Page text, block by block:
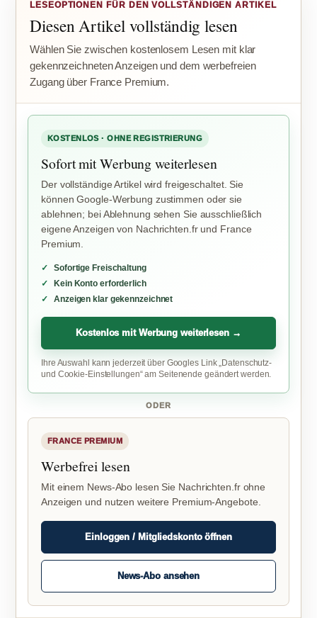
LESEOPTIONEN FÜR DEN VOLLSTÄNDIGEN ARTIKEL
Diesen Artikel vollständig lesen
Wählen Sie zwischen kostenlosem Lesen mit klar
gekennzeichneten Anzeigen und dem werbefreien
Zugang über France Premium.
KOSTENLOS · OHNE REGISTRIERUNG
Sofort mit Werbung weiterlesen
Der vollständige Artikel wird freigeschaltet. Sie
können Google-Werbung zustimmen oder sie
ablehnen; bei Ablehnung sehen Sie ausschließlich
eigene Anzeigen von Nachrichten.fr und France
Premium.
Sofortige Freischaltung
Kein Konto erforderlich
Anzeigen klar gekennzeichnet
Kostenlos mit Werbung weiterlesen →
Ihre Auswahl kann jederzeit über Googles Link „Datenschutz-
und Cookie-Einstellungen“ am Seitenende geändert werden.
ODER
FRANCE PREMIUM
Werbefrei lesen
Mit einem News-Abo lesen Sie Nachrichten.fr ohne
Anzeigen und nutzen weitere Premium-Angebote.
Einloggen / Mitgliedskonto öffnen
News-Abo ansehen